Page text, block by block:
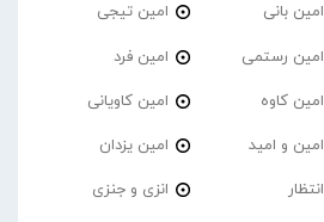
امین بانی امین تیجی
امین رستمی امین فرد
امین کاوه امین کاویانی
امین و امید امین یزدان
انتظار انزی و جنزی